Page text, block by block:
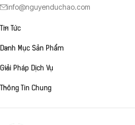
info@nguyenduchao.com
Tin Tức
Danh Mục Sản Phẩm
Giải Pháp Dịch Vụ
Thông Tin Chung